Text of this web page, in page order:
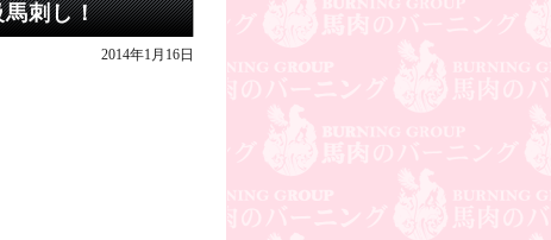
刺し！
2014年1月16日